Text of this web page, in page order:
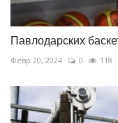
Павлодарских
Февр 20, 2024 0 118